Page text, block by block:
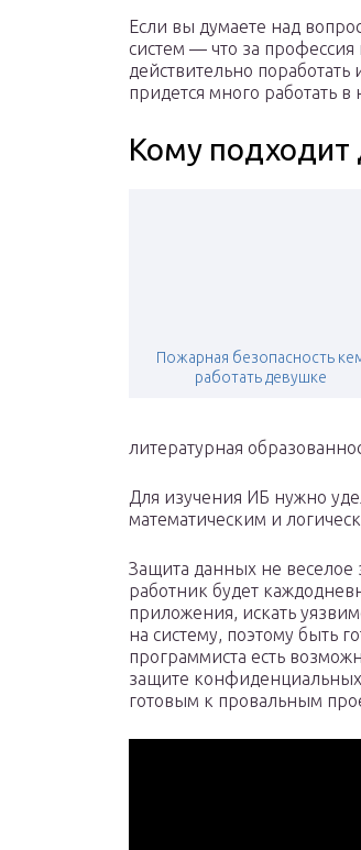
Если вы думаете над
систем — что за профессия
действительно поработать
придется много работать
Кому подходит
Пожарная безопасность
работать девушке
литературная
Для изучения ИБ нужно
математическим и
Защита данных не веселое
работник будет
приложения, искать
на систему, поэтому быть
программиста есть
защите
готовым к провальным